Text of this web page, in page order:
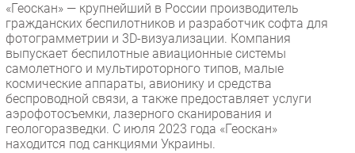
«Геоскан» — крупнейший в России производитель
гражданских беспилотников и разработчик софта для
фотограмметрии и 3D-визуализации. Компания
выпускает беспилотные авиационные системы
самолетного и мультироторного типов, малые
космические аппараты, авионику и средства
беспроводной связи, а также предоставляет услуги
аэрофотосъемки, лазерного сканирования и
геологоразведки. С июля 2023 года «Геоскан»
находится под санкциями Украины.